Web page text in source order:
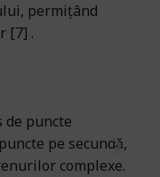
permițând
[7] .
de puncte
pe secundă,
complexe.